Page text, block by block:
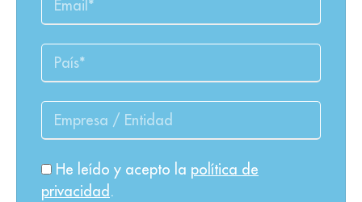
He leído y acepto la política de
privacidad .